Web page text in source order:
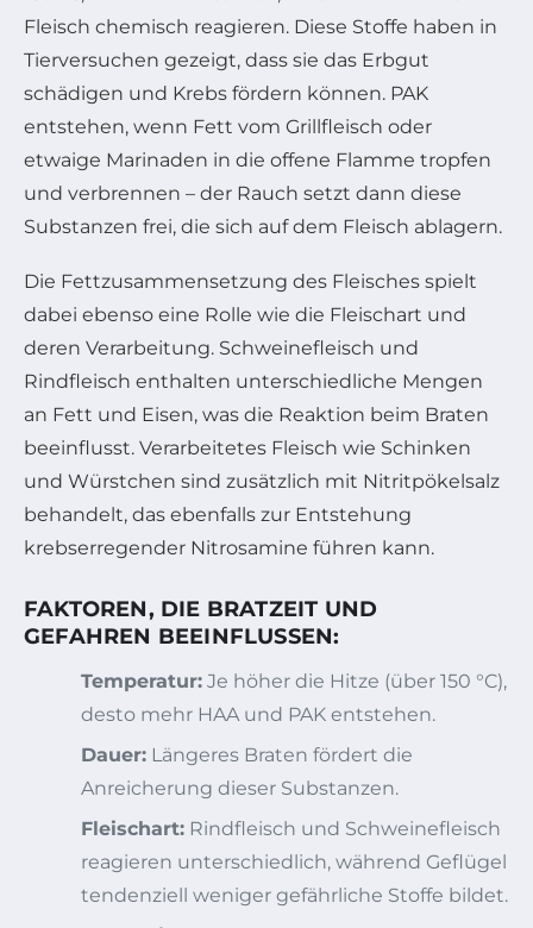
Fleisch chemisch reagieren. Diese Stoffe haben in
Tierversuchen gezeigt, dass sie das Erbgut
schädigen und Krebs fördern können. PAK
entstehen, wenn Fett vom Grillfleisch oder
etwaige Marinaden in die offene Flamme tropfen
und verbrennen – der Rauch setzt dann diese
Substanzen frei, die sich auf dem Fleisch ablagern.
Die Fettzusammensetzung des Fleisches spielt
dabei ebenso eine Rolle wie die Fleischart und
deren Verarbeitung. Schweinefleisch und
Rindfleisch enthalten unterschiedliche Mengen
an Fett und Eisen, was die Reaktion beim Braten
beeinflusst. Verarbeitetes Fleisch wie Schinken
und Würstchen sind zusätzlich mit Nitritpökelsalz
behandelt, das ebenfalls zur Entstehung
krebserregender Nitrosamine führen kann.
FAKTOREN, DIE BRATZEIT UND
GEFAHREN BEEINFLUSSEN:
Temperatur: Je höher die Hitze (über 150 °C),
desto mehr HAA und PAK entstehen.
Dauer: Längeres Braten fördert die
Anreicherung dieser Substanzen.
Fleischart: Rindfleisch und Schweinefleisch
reagieren unterschiedlich, während Geflügel
tendenziell weniger gefährliche Stoffe bildet.